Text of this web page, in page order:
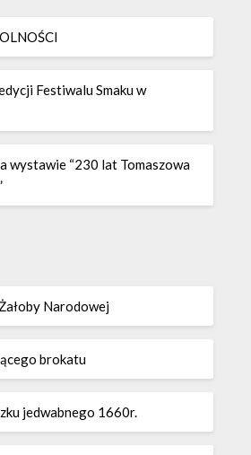
Festiwalu Smaku w
wystawie “230 lat Tomaszowa
Narodowej
brokatu
jedwabnego 1660r.